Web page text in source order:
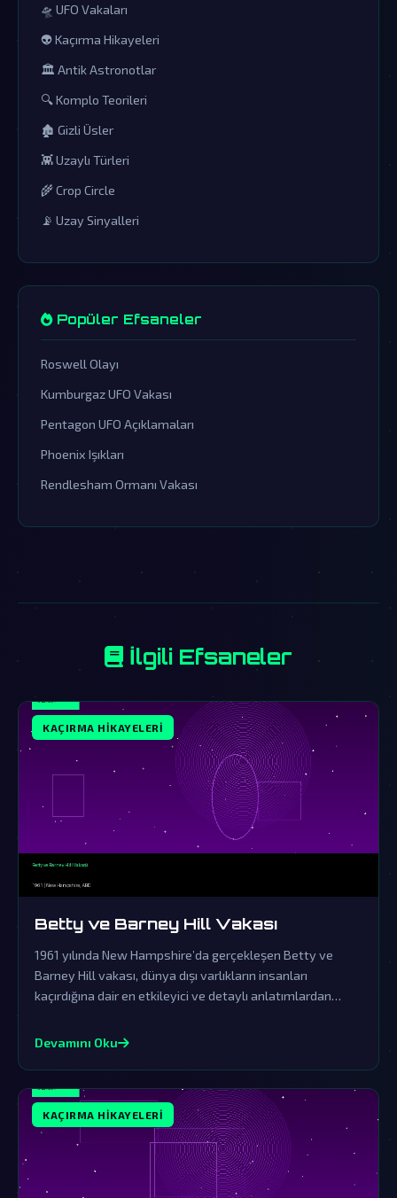
🛸 UFO Vakaları
👽 Kaçırma Hikayeleri
🏛️ Antik Astronotlar
🔍 Komplo Teorileri
🏚️ Gizli Üsler
👾 Uzaylı Türleri
🌾 Crop Circle
📡 Uzay Sinyalleri
Popüler Efsaneler
Roswell Olayı
Kumburgaz UFO Vakası
Pentagon UFO Açıklamaları
Phoenix Işıkları
Rendlesham Ormanı Vakası
İlgili Efsaneler
KAÇIRMA HIKAYELERI
Betty ve Barney Hill Vakası
1961 yılında New Hampshire’da gerçekleşen Betty ve
Barney Hill vakası, dünya dışı varlıkların insanları
kaçırdığına dair en etkileyici ve detaylı anlatımlardan
durarak, bu olayın ardındaki gerçekler gizemini korumaya
Devamını Oku
KAÇIRMA HIKAYELERI